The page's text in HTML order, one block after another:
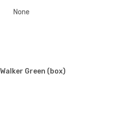
Green (box)